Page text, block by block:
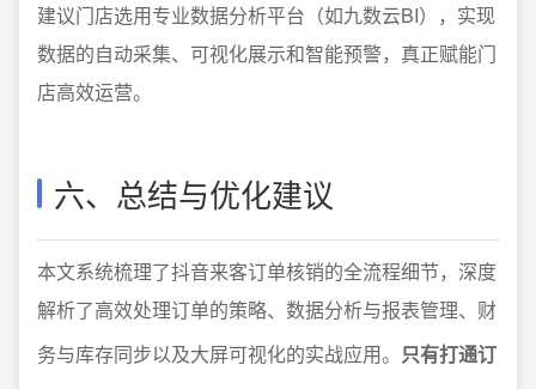
建议门店选用专业数据分析平台（如九数云BI），实现
数据的自动采集、可视化展示和智能预警，真正赋能门
店高效运营。
六、总结与优化建议
本文系统梳理了抖音来客订单核销的全流程细节，深度
解析了高效处理订单的策略、数据分析与报表管理、财
务与库存同步以及大屏可视化的实战应用。 只有打通订